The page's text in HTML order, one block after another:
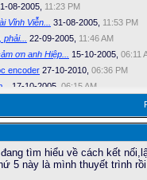
08-2005, 11:23 PM
Vĩnh Viễn... 31-08-2005, 11:53 PM
22-09-2005, 11:46 AM
ơn anh Hiệp... 15-10-2005, 06:11
encoder 27-10-2010, 06:36 PM
17-10-2005, 06:15 AM
nối...25-05-2010,02:27 AM
12-2005, 04:16 PM
cách...26-10-2010,10:09 PM
tìm hiểu về cách kết
5 này là mình thuyết trình